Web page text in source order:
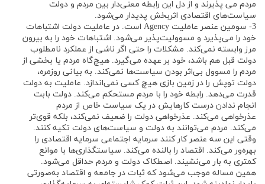
مردم می پذیرند و از دل این رابطه معنی‌دار بین مردم و دولت
سیاست‌های اقتصادی اثربخش پدیدار می‌شود.
3- سومین عنصر عاملیت Agency است. در عاملیت دولت اشتباهات
خود را می‌پذیرد و مسوولیت‌پذیر می‌شود. اشتباهات خود را به بیرون
مرز وابسته نمی‌کند. مشکلات را حتی اگر ناشی از عملکرد نامطلوب
دولت قبل هم باشد، خود بر عهده می‌گیرد. هیچ‌گاه مردم یا بخشی از
مردم را مسوول بی‌اثر بودن سیاست‌ها نمی‌کند. به بیانی روزمره،
دولت توپش را در زمین بازی هیچ کسی نمی‌اندازد. عاملیت به دولت
قدرت می‌دهد. رابطه خود را با مردم مستحکم می‌کند. دولت بابت
انجام ندادن درست کارهایش در یک سیاست خاص از مردم
عذرخواهی می‌کند. عذرخواهی دولت را ضعیف نمی‌کند، بلکه قوی‌تر
می‌کند. مردم می‌توانند به دولت و سیاست‌های دولت تکیه کنند.
وقتی این سه عنصر کار کنند سرمایه اجتماعی سرمایه اقتصادی را
بهره‌ور می‌کند. اقتصاد را بالنده می‌کند. سیاستگذاری‌ها با موانع
کمتری به بار می‌نشیند. اصطکاک دولت و مردم حداقل می‌شود.
همین مساله موجب می‌شود که ثبات در جامعه و اقتصاد به‌صورتی